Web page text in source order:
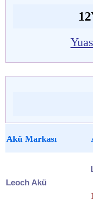
Akü Markası
Leoch Akü